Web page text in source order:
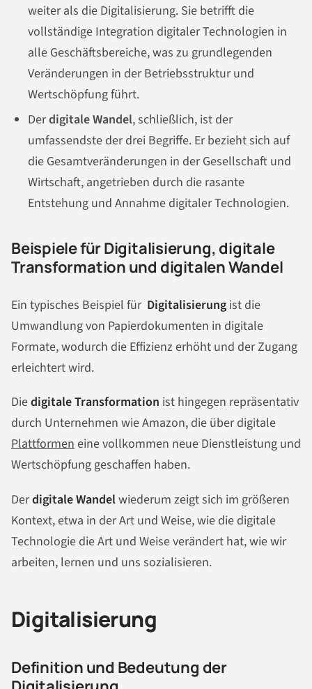
weiter als die Digitalisierung. Sie betrifft die
vollständige Integration digitaler Technologien in
alle Geschäftsbereiche, was zu grundlegenden
Veränderungen in der Betriebsstruktur und
Wertschöpfung führt.
Derdigitale Wandel, schließlich, ist der
umfassendste der drei Begriffe. Er bezieht sich auf
die Gesamtveränderungen in der Gesellschaft und
Wirtschaft, angetrieben durch die rasante
Entstehung und Annahme digitaler Technologien.
Beispiele für Digitalisierung, digitale
Transformation und digitalen Wandel
Ein typisches Beispiel für Digitalisierung ist die
Umwandlung von Papierdokumenten in digitale
Formate, wodurch die Effizienz erhöht und der Zugang
erleichtert wird.
Diedigitale Transformation ist hingegen repräsentativ
durch Unternehmen wie Amazon, die über digitale
Plattformeneine vollkommen neue Dienstleistung und
Wertschöpfung geschaffen haben.
Derdigitale Wandelwiederum zeigt sich im größeren
Kontext, etwa in der Art und Weise, wie die digitale
Technologie die Art und Weise verändert hat, wie wir
arbeiten, lernen und uns sozialisieren.
Digitalisierung
Definition und Bedeutung der